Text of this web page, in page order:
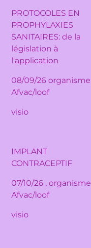
PROTOCOLES EN
PROPHYLAXIES
SANITAIRES: de la
législation à
l'application
08/09/26 organisme
Afvac/loof
visio
IMPLANT
CONTRACEPTIF
07/10/26 , organisme
Afvac/loof
visio